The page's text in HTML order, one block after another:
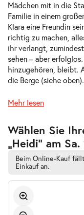
Heidi -
Do.
Do.
Heidi
Mädchen mit in die
Familie in einem
Klara eine Freundin
richtig zu machen,
ihr verlangt,
sehen – aber
hinzugehören, bleibt.
die Berge (siehe
Mehr lesen
Wählen Sie
„Heidi” am
Beim Online-Kauf
Einkauf an.
Zur
barrierefreien
automatischen
Bestplatzwahl